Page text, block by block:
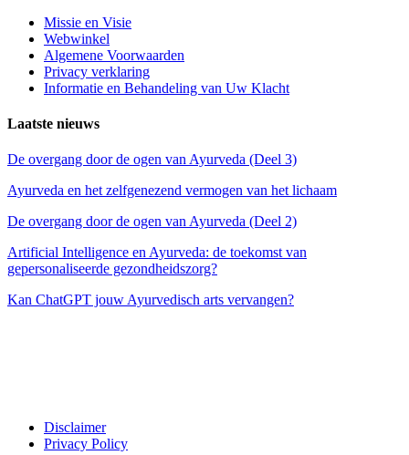
Missie en Visie
Webwinkel
Algemene Voorwaarden
Privacy verklaring
Informatie en Behandeling van Uw Klacht
Laatste nieuws
De overgang door de ogen van Ayurveda (Deel 3)
Ayurveda en het zelfgenezend vermogen van het lichaam
De overgang door de ogen van Ayurveda (Deel 2)
Artificial Intelligence en Ayurveda: de toekomst van
gepersonaliseerde gezondheidszorg?
Kan ChatGPT jouw Ayurvedisch arts vervangen?
Disclaimer
Privacy Policy